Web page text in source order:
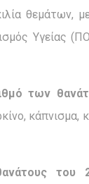
θεμάτων,
Υγείας
των
κάπνισμα,
του